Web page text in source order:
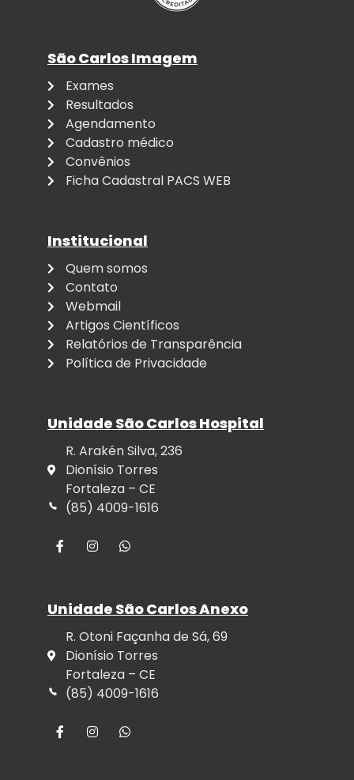
São Carlos Imagem
Exames
Resultados
Agendamento
Cadastro médico
Convênios
Ficha Cadastral PACS WEB
Institucional
Quem somos
Contato
Webmail
Artigos Científicos
Relatórios de Transparência
Política de Privacidade
Unidade São Carlos Hospital
R. Arakén Silva, 236
Dionísio Torres
Fortaleza – CE
(85) 4009-1616
Unidade São Carlos Anexo
R. Otoni Façanha de Sá, 69
Dionísio Torres
Fortaleza – CE
(85) 4009-1616